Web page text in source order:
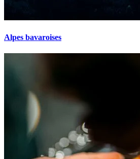
Alpes bavaroises